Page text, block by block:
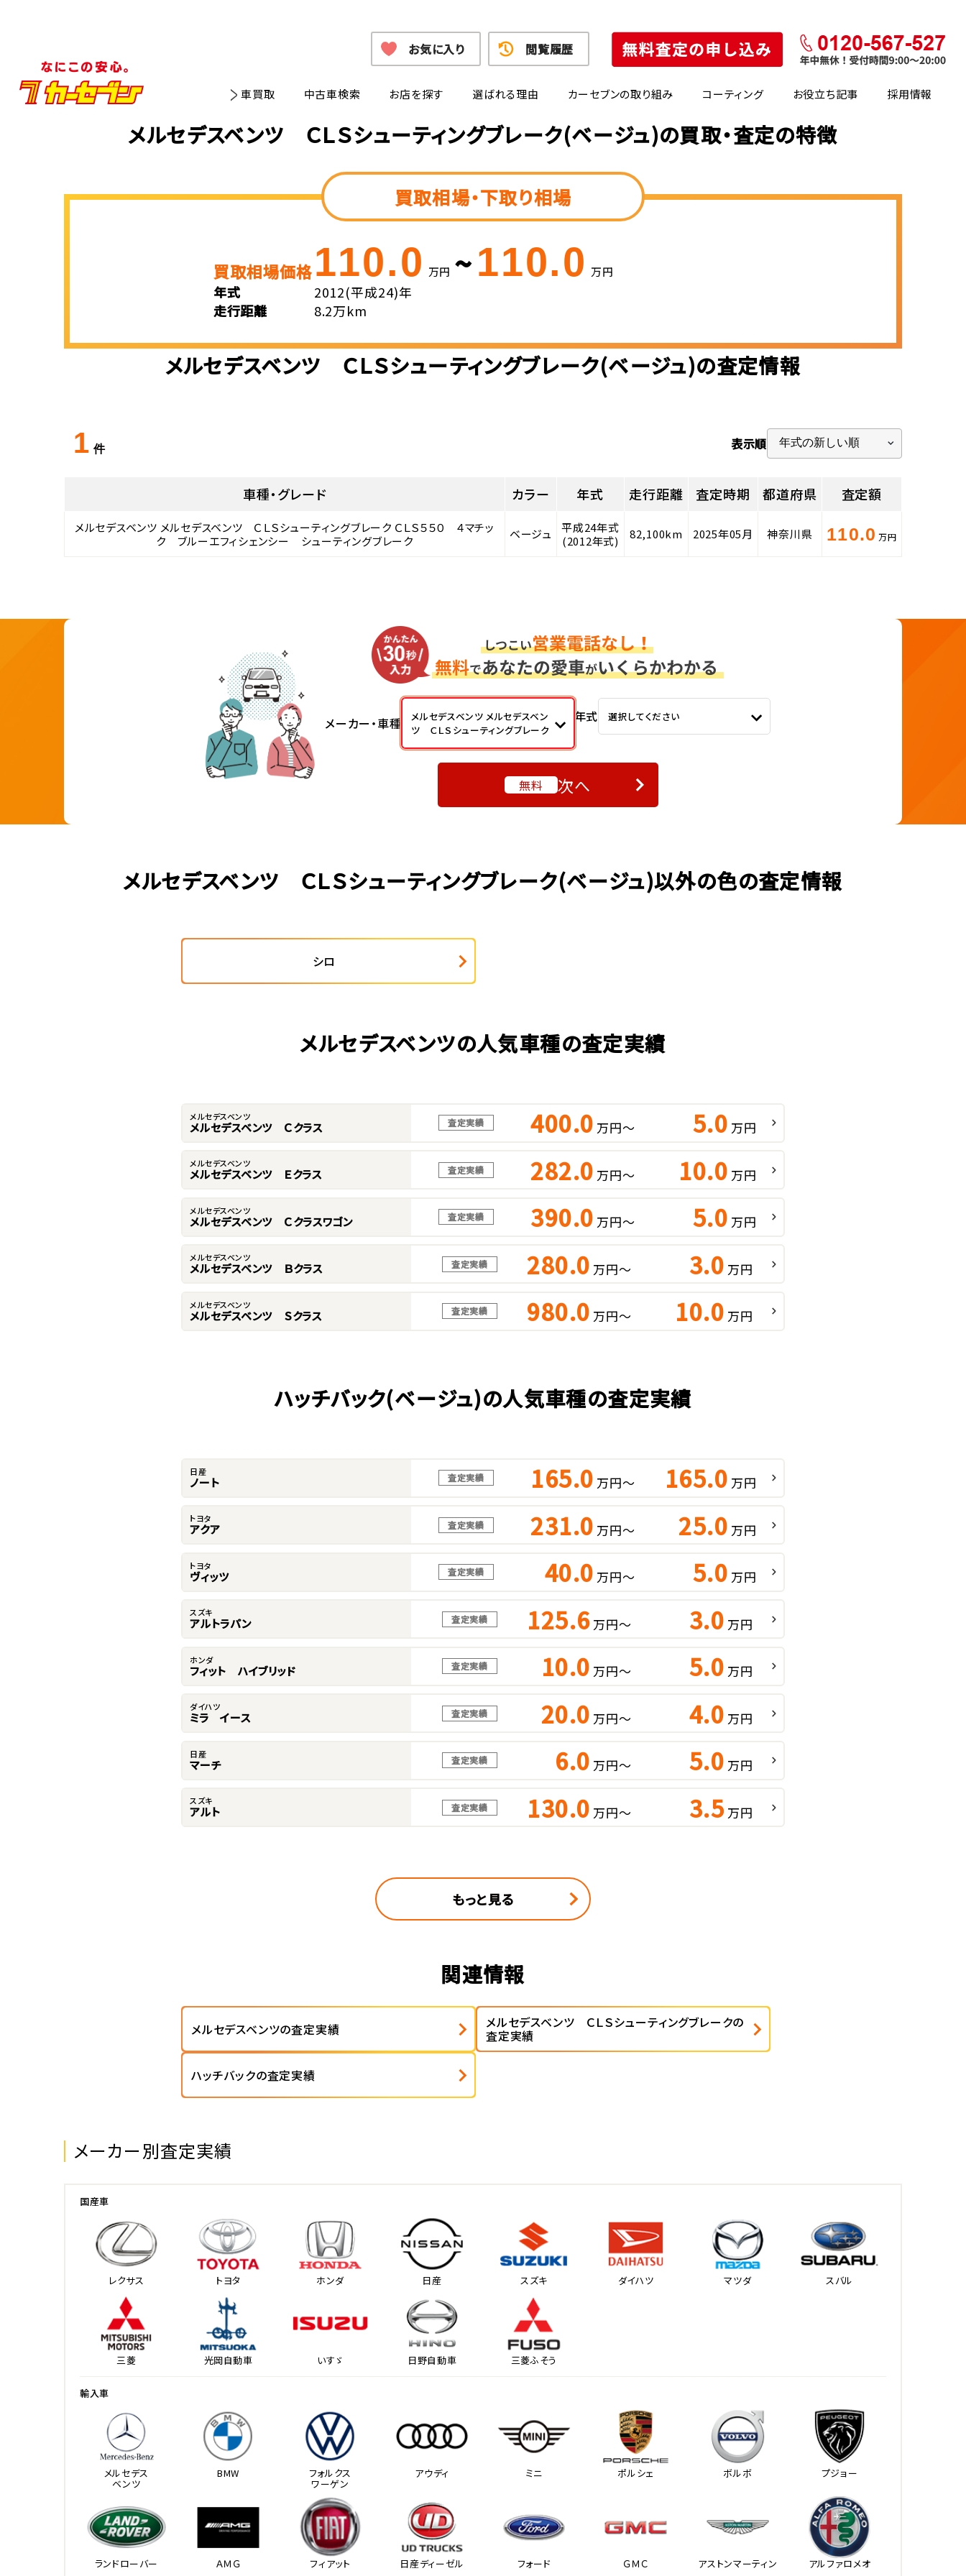
車買取 中古車検索 お店を探す 選ばれる理由 カーセブンの取り組み コーティング お役立ち記事 採用情報
お気に入り 閲覧履歴
メルセデスベンツ ＣＬＳシューティングブレーク(ベージュ)の買取・査定の特徴
買取相場・下取り相場
買取相場価格110.0 万円 ~110.0 万円
年式
2012(平成24)年
走行距離
8.2万km
メルセデスベンツ ＣＬＳシューティングブレーク(ベージュ)の査定情報
1 件 表示順
車種・グレード カラー 年式 走行距離 査定時期 都道府県 査定額
メルセデスベンツ メルセデスベンツ ＣＬＳシューティングブレーク ＣＬＳ５５０ ４マチッ
ク ブルーエフィシェンシー シューティングブレーク
ベージュ
平成24年式
(2012年式)
82,100km 2025年05月 神奈川県 110.0 万円
メーカー・車種
メルセデスベンツ メルセデスベン
ツ ＣＬＳシューティングブレーク
年式 選択してください
無料 次へ
メルセデスベンツ ＣＬＳシューティングブレーク(ベージュ)以外の色の査定情報
シロ
メルセデスベンツの人気車種の査定実績
メルセデスベンツ
メルセデスベンツ Ｃクラス 査定実績 400.0 万円～ 5.0 万円
メルセデスベンツ
メルセデスベンツ Ｅクラス 査定実績 282.0 万円～ 10.0 万円
メルセデスベンツ
メルセデスベンツ Ｃクラスワゴン 査定実績 390.0 万円～ 5.0 万円
メルセデスベンツ
メルセデスベンツ Ｂクラス 査定実績 280.0 万円～ 3.0 万円
メルセデスベンツ
メルセデスベンツ Ｓクラス 査定実績 980.0 万円～ 10.0 万円
ハッチバック(ベージュ)の人気車種の査定実績
日産
ノート 査定実績 165.0 万円～ 165.0 万円
トヨタ
アクア 査定実績 231.0 万円～ 25.0 万円
トヨタ
ヴィッツ 査定実績 40.0 万円～ 5.0 万円
スズキ
アルトラパン 査定実績 125.6 万円～ 3.0 万円
ホンダ
フィット ハイブリッド 査定実績 10.0 万円～ 5.0 万円
ダイハツ
ミラ イース 査定実績 20.0 万円～ 4.0 万円
日産
マーチ 査定実績 6.0 万円～ 5.0 万円
スズキ
アルト 査定実績 130.0 万円～ 3.5 万円
もっと見る
関連情報
メルセデスベンツの査定実績 メルセデスベンツ ＣＬＳシューティングブレークの
査定実績
ハッチバックの査定実績
メーカー別査定実績
国産車
レクサス トヨタ ホンダ 日産 スズキ ダイハツ マツダ スバル
三菱 光岡自動車 いすゞ 日野自動車 三菱ふそう
輸入車
メルセデス
ベンツ
BMW フォルクス
ワーゲン
アウディ ミニ ポルシェ ボルボ プジョー
ランドローバー ＡＭＧ フィアット 日産ディーゼル フォード ＧＭＣ アストンマーティン アルファロメオ